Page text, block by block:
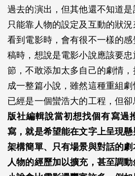
過去的演出，但其他還不知道
只能靠人物的設定及互動的狀
看到電影時，會有很不一樣的
稿時，想說是電影小說應該要
節，不敢添加太多自己的劇情
成一整篇小說，雖然這種重組
已經是一個蠻浩大的工程，但卻
版社編輯說當初想找個有寫過
寫，就是希望能在文字上呈現
架構簡單、只有場景與對話的
人物的經歷加以擴充，甚至調